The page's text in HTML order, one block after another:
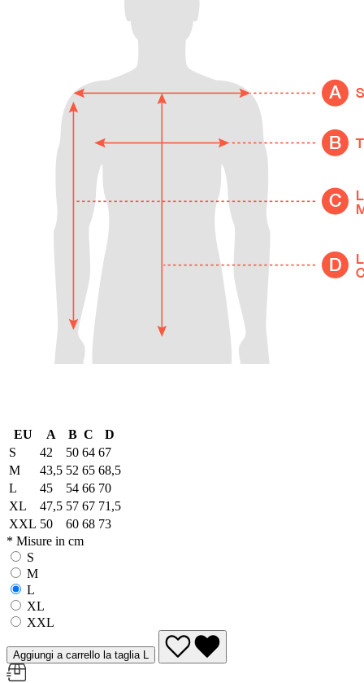
EU A B C
D
S
42 50 64 67
M
43,5 52 65 68,5
L
45 54 66 70
XL
47,5 57 67 71,5
XXL 50 60 68 73
* Misure in cm
S
M
L
XL
XXL
Aggiungi a carrello la taglia L